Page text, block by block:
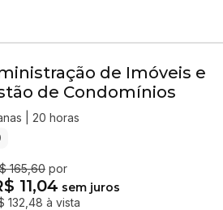
de Imóveis e
de Condomínios
| 20 horas
165,60por
11,04 sem juros
132,48 à vista